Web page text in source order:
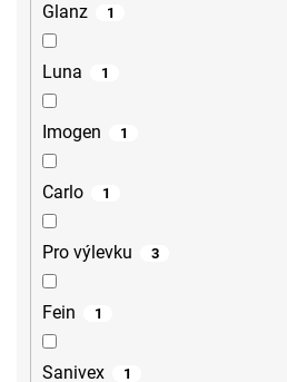
Glanz 1
Luna 1
Imogen 1
Carlo 1
Pro výlevku 3
Fein 1
Sanivex 1